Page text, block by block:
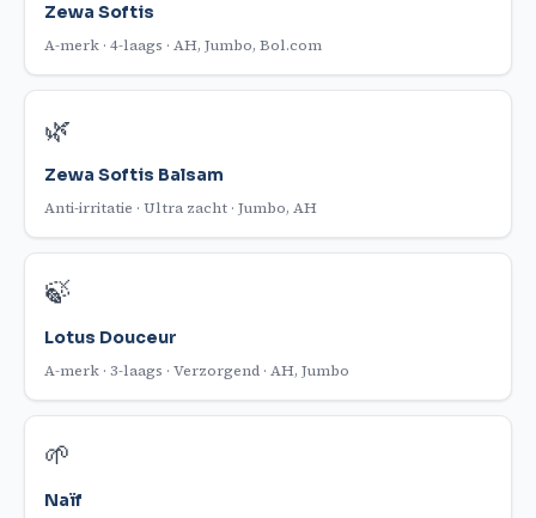
Zewa Softis
A-merk · 4-laags · AH, Jumbo, Bol.com
🌿
Zewa Softis Balsam
Anti-irritatie · Ultra zacht · Jumbo, AH
🍃
Lotus Douceur
A-merk · 3-laags · Verzorgend · AH, Jumbo
🌱
Naïf